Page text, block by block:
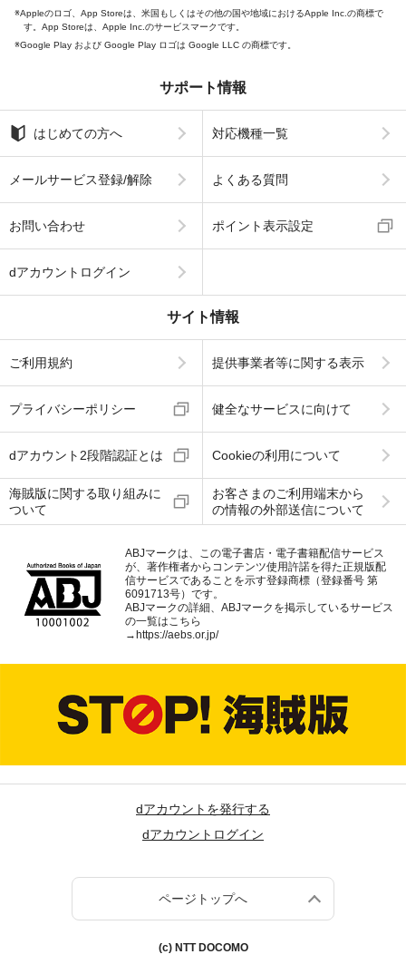
Appleのロゴ、App Storeは、米国もしくはその他の国や地域におけるApple Inc.の商標で
す。App Storeは、Apple Inc.のサービスマークです。
Google Play および Google Play ロゴは Google LLC の商標です。
サポート情報
はじめての方へ 対応機種一覧
メールサービス登録/解除 よくある質問
お問い合わせ ポイント表示設定
dアカウントログイン
サイト情報
ご利用規約 提供事業者等に関する表示
プライバシーポリシー 健全なサービスに向けて
dアカウント2段階認証とは Cookieの利用について
海賊版に関する取り組みに
ついて
お客さまのご利用端末から
の情報の外部送信について
ABJマークは、この電子書店・電子書籍配信サービス
が、著作権者からコンテンツ使用許諾を得た正規版配
信サービスであることを示す登録商標（登録番号 第
6091713号）です。
ABJマークの詳細、ABJマークを掲示しているサービス
の一覧はこちら
→ https://aebs.or.jp/
dアカウントを発行する
dアカウントログイン
ページトップへ
(c) NTT DOCOMO